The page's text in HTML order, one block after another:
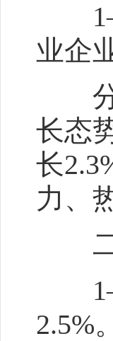
1—8
业企
分
长态
长
力、
二
1—8
2.5%。